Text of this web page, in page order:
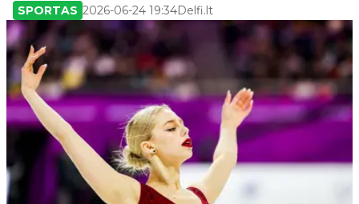
SPORTAS 2026-06-24 19:34Delfi.lt